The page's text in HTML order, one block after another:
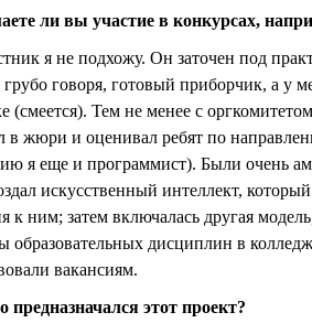
ли вы участие в конкурсах,
я не подхожу. Он заточен под
говоря, готовый приборчик, а у
(смеется). Тем не менее с
в жюри и оценивал ребят по
я еще и программист). Были очень
искусственный интеллект,
к ним; затем включалась другая
образовательных дисциплин в
вакансиям.
предназначался этот проект?